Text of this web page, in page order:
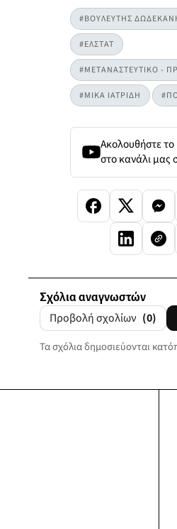
#ΒΟΥΛΕΥΤΗΣ
#ΕΛΣΤΑΤ
#ΜΕΤΑΝΑΣΤΕΥΤΙΚΟ -
#ΜΙΚΑ ΙΑΤΡΙΔΗ
Ακολουθήστε το
στο κανάλι μας
Σχόλια αναγνωστών
Προβολή σχολίων (0)
Τα σχόλια δημοσιεύονται